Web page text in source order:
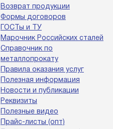
Возврат продукции
Формы договоров
ГОСТы и ТУ
Марочник Российских сталей
Справочник по
металлопрокату
Правила оказания услуг
Полезная информация
Новости и публикации
Реквизиты
Полезные видео
Прайс-листы (опт)